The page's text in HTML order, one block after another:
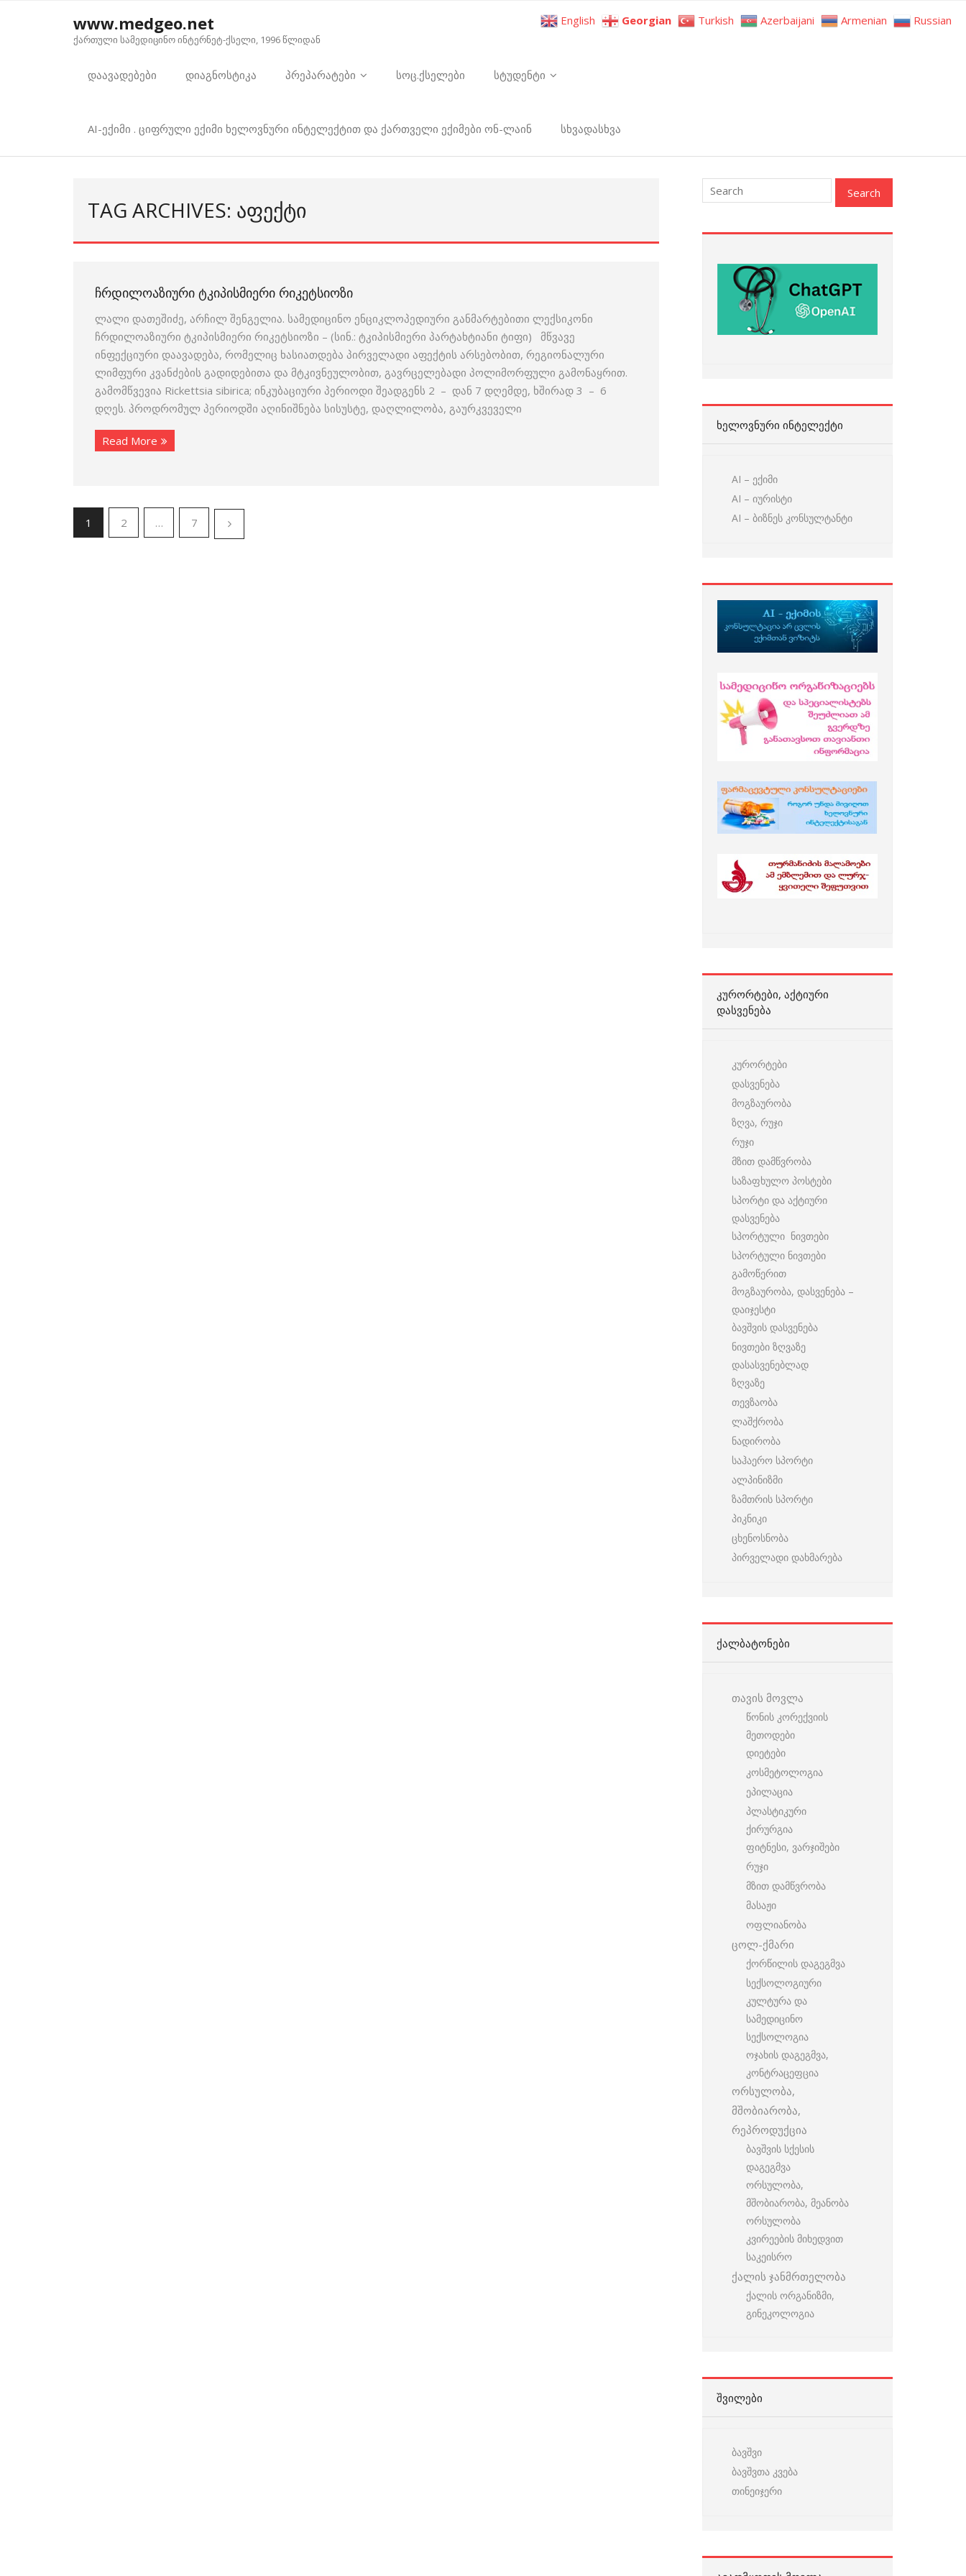
www.medgeo.net
ქართული სამედიცინო ინტერნეტ-ქსელი, 1996 წლიდან
დაავადებები დიაგნოსტიკა პრეპარატები სოც.ქსელები სტუდენტი
AI-ექიმი . ციფრული ექიმი ხელოვნური ინტელექტით და ქართველი ექიმები ონ-ლაინ სხვადასხვა
TAG ARCHIVES: ᲐᲤᲔᲥᲢᲘ
ᲩᲠᲓᲘᲚᲝᲐᲖᲘᲣᲠᲘ ᲢᲙᲘᲞᲘᲡᲛᲘᲔᲠᲘ ᲠᲘᲙᲔᲢᲡᲘᲝᲖᲘ
ლალი დათეშიძე, არჩილ შენგელია. სამედიცინო ენციკლოპედიური განმარტებითი ლექსიკონი
ჩრდილოაზიური ტკიპისმიერი რიკეტსიოზი – (სინ.: ტკიპისმიერი პარტახტიანი ტიფი) მწვავე
ინფექციური დაავადება, რომელიც ხასიათდება პირველადი აფექტის არსებობით, რეგიონალური
ლიმფური კვანძების გადიდებითა და მტკივნეულობით, გავრცელებადი პოლიმორფული გამონაყრით.
გამომწვევია Rickettsia sibirica; ინკუბაციური პერიოდი შეადგენს 2 – დან 7 დღემდე, ხშირად 3 – 6
დღეს. პროდრომულ პერიოდში აღინიშნება სისუსტე, დაღლილობა, გაურკვეველი
Read More
1 2 … 7
ᲮᲔᲚᲝᲕᲜᲣᲠᲘ ᲘᲜᲢᲔᲚᲔᲥᲢᲘ
AI – ექიმი
AI – იურისტი
AI – ბიზნეს კონსულტანტი
ᲙᲣᲠᲝᲠᲢᲔᲑᲘ, ᲐᲥᲢᲘᲣᲠᲘ
ᲓᲐᲡᲕᲔᲜᲔᲑᲐ
კურორტები
დასვენება
მოგზაურობა
ზღვა, რუჯი
რუჯი
მზით დამწვრობა
საზაფხულო პოსტები
სპორტი და აქტიური
დასვენება
სპორტული ნივთები
სპორტული ნივთები
გამოწერით
მოგზაურობა, დასვენება –
დაიჯესტი
ბავშვის დასვენება
ნივთები ზღვაზე
დასასვენებლად
ზღვაზე
თევზაობა
ლაშქრობა
ნადირობა
საჰაერო სპორტი
ალპინიზმი
ზამთრის სპორტი
პიკნიკი
ცხენოსნობა
პირველადი დახმარება
ᲥᲐᲚᲑᲐᲢᲝᲜᲔᲑᲘ
თავის მოვლა
წონის კორექვიის
მეთოდები
დიეტები
კოსმეტოლოგია
ეპილაცია
პლასტიკური
ქირურგია
ფიტნესი, ვარჯიშები
რუჯი
მზით დამწვრობა
მასაჟი
ოფლიანობა
ცოლ-ქმარი
ქორწილის დაგეგმვა
სექსოლოგიური
კულტურა და
სამედიცინო
სექსოლოგია
ოჯახის დაგეგმვა,
კონტრაცეფცია
ორსულობა,
მშობიარობა,
რეპროდუქცია
ბავშვის სქესის
დაგეგმვა
ორსულობა,
მშობიარობა, მეანობა
ორსულობა
კვირეების მიხედვით
საკეისრო
ქალის ჯანმრთელობა
ქალის ორგანიზმი,
გინეკოლოგია
ᲨᲕᲘᲚᲔᲑᲘ
ბავშვი
ბავშვთა კვება
თინეიჯერი
English Georgian Turkish Azerbaijani Armenian Russian